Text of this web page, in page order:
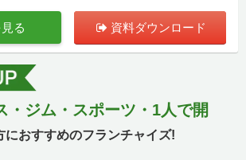
る 資料ダウンロード
・ジム・スポーツ・1人で開
におすすめのフランチャイズ!